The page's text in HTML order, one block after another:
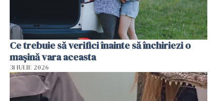
Ce trebuie să verifici înainte să închiriezi o
mașină vara aceasta
31 IULIE 2026